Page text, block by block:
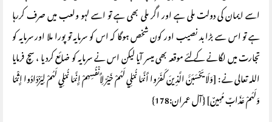
اسے ایمان کی دولت ملی ہے اور اگر ملی بھی ہے تو اسے لہو ولعب میں صرف کررہا
ہے تو اس سے بڑا بد نصیب اور کون شخص ہوگا کہ اس کو سرمایہ تو پورا ملا اور سرمایہ کو
تجارت میں لگانے کے لئے موقعہ بھی میسر آیا لیکن اس نے سرمایہ کو ضائع کردیا ، سچ فرمایا
اللہ تعالی نے : [وَلَا يَحْسَبَنَّ الَّذِينَ كَفَرُوا أَنَّمَا نُمْلِي لَهُمْ خَيْرٌ لِأَنْفُسِهِمْ إِنَّمَا نُمْلِي لَهُمْ لِيَزْدَادُوا إِثْمًا
وَلَهُمْ عَذَابٌ مُهِينٌ] {آل عمران:178}